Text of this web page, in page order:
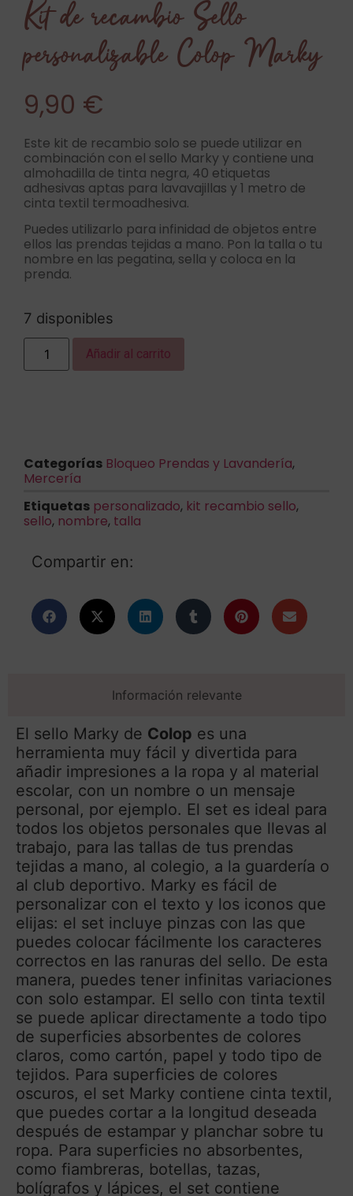
Kit de recambio Sello
personalizable Colop Marky
9,90 €
Este kit de recambio solo se puede utilizar en
combinación con el sello Marky y contiene una
almohadilla de tinta negra, 40 etiquetas
adhesivas aptas para lavavajillas y 1 metro de
cinta textil termoadhesiva.
Puedes utilizarlo para infinidad de objetos entre
ellos las prendas tejidas a mano. Pon la talla o tu
nombre en las pegatina, sella y coloca en la
prenda.
7 disponibles
Añadir al carrito
Categorías Bloqueo Prendas y Lavandería,
Mercería
Etiquetas personalizado, kit recambio sello,
sello, nombre, talla
Compartir en:
Información relevante
El sello Marky de Colop es una
herramienta muy fácil y divertida para
añadir impresiones a la ropa y al material
escolar, con un nombre o un mensaje
personal, por ejemplo. El set es ideal para
todos los objetos personales que llevas al
trabajo, para las tallas de tus prendas
tejidas a mano, al colegio, a la guardería o
al club deportivo. Marky es fácil de
personalizar con el texto y los iconos que
elijas: el set incluye pinzas con las que
puedes colocar fácilmente los caracteres
correctos en las ranuras del sello. De esta
manera, puedes tener infinitas variaciones
con solo estampar. El sello con tinta textil
se puede aplicar directamente a todo tipo
de superficies absorbentes de colores
claros, como cartón, papel y todo tipo de
tejidos. Para superficies de colores
oscuros, el set Marky contiene cinta textil,
que puedes cortar a la longitud deseada
después de estampar y planchar sobre tu
ropa. Para superficies no absorbentes,
como fiambreras, botellas, tazas,
bolígrafos y lápices, el set contiene